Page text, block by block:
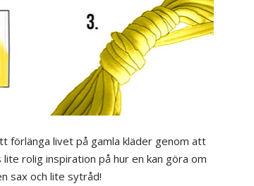
förlänga livet på gamla kläder genom att
rolig inspiration på hur en kan göra om
sax och lite sytråd!